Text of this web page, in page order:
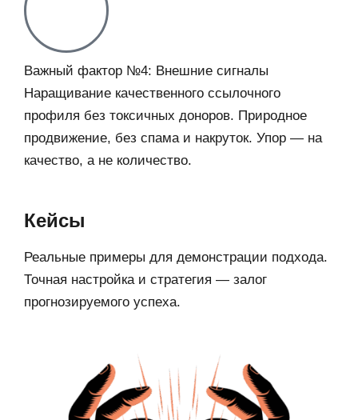
Важный фактор №4: Внешние сигналы
Наращивание качественного ссылочного
профиля без токсичных доноров. Природное
продвижение, без спама и накруток. Упор — на
качество, а не количество.
Кейсы
Реальные примеры для демонстрации подхода.
Точная настройка и стратегия — залог
прогнозируемого успеха.